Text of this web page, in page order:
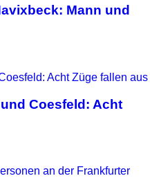
Mann und
Coesfeld: Acht